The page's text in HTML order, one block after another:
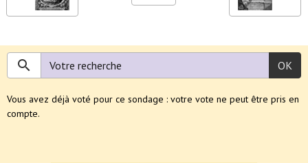
OK
Vous avez déjà voté pour ce sondage : votre vote ne peut être pris en
compte.